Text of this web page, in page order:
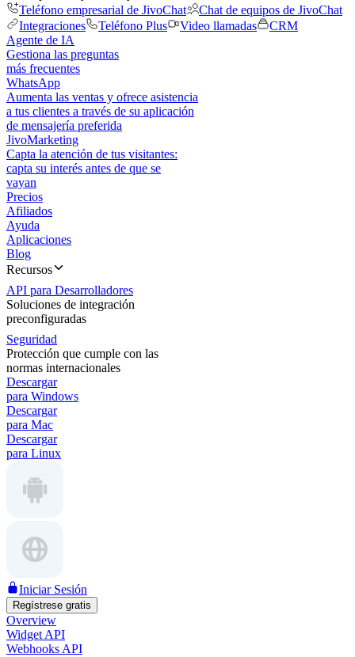
Teléfono empresarial de JivoChat
Chat de equipos de JivoChat
Integraciones
Teléfono Plus Video llamadas
CRM
Agente de IA
Gestiona las preguntas
más frecuentes
WhatsApp
Aumenta las ventas y ofrece asistencia
a tus clientes a través de su aplicación
de mensajería preferida
JivoMarketing
Capta la atención de tus visitantes:
capta su interés antes de que se
vayan
Precios
Afiliados
Ayuda
Aplicaciones
Blog
Recursos
API para Desarrolladores
Soluciones de integración
preconfiguradas
Seguridad
Protección que cumple con las
normas internacionales
Descargar
para Windows
Descargar
para Mac
Descargar
para Linux
Iniciar Sesión
Regístrese gratis
Overview
Widget API
Webhooks API